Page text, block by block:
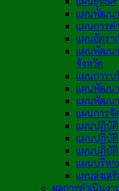
แผนพัฒน
แผนการด
แผนอัตรา
แผนพัฒนา
จังหวัด
แผนการบ
แผนพัฒน
แผนพัฒน
แผนการจั
แผนปฏิบั
แผนปฏิบั
แผนปฏิบั
แผนบริหา
แผนส่งเส
ผลการดำเนินงา